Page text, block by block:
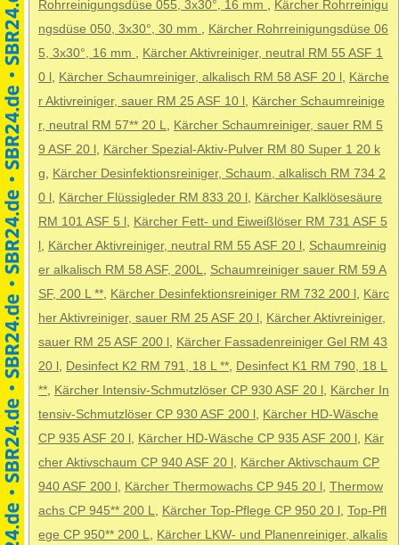
Rohrreinigungsdüse 055, 3x30°, 16 mm , Kärcher Rohrreinigu
ngsdüse 050, 3x30°, 30 mm , Kärcher Rohrreinigungsdüse 06
5, 3x30°, 16 mm , Kärcher Aktivreiniger, neutral RM 55 ASF 1
0 l , Kärcher Schaumreiniger, alkalisch RM 58 ASF 20 l , Kärche
r Aktivreiniger, sauer RM 25 ASF 10 l , Kärcher Schaumreinige
r, neutral RM 57** 20 L, Kärcher Schaumreiniger, sauer RM 5
9 ASF 20 l , Kärcher Spezial-Aktiv-Pulver RM 80 Super 1 20 k
g, Kärcher Desinfektionsreiniger, Schaum, alkalisch RM 734 2
0 l , Kärcher Flüssigleder RM 833 20 l , Kärcher Kalklösesäure
RM 101 ASF 5 l , Kärcher Fett- und Eiweißlöser RM 731 ASF 5
, Kärcher Aktivreiniger, neutral RM 55 ASF 20 l , Schaumreinig
er alkalisch RM 58 ASF, 200L, Schaumreiniger sauer RM 59 A
SF, 200 L **, Kärcher Desinfektionsreiniger RM 732 200 l , Kärc
her Aktivreiniger, sauer RM 25 ASF 20 l , Kärcher Aktivreiniger,
sauer RM 25 ASF 200 l , Kärcher Fassadenreiniger Gel RM 43
20 l , Desinfect K2 RM 791, 18 L **, Desinfect K1 RM 790, 18 L
**, Kärcher Intensiv-Schmutzlöser CP 930 ASF 20 l , Kärcher In
tensiv-Schmutzlöser CP 930 ASF 200 l , Kärcher HD-Wäsche
CP 935 ASF 20 l , Kärcher HD-Wäsche CP 935 ASF 200 l , Kär
cher Aktivschaum CP 940 ASF 20 l , Kärcher Aktivschaum CP
940 ASF 200 l , Kärcher Thermowachs CP 945 20 l , Thermow
achs CP 945** 200 L, Kärcher Top-Pflege CP 950 20 l , Top-Pfl
ege CP 950** 200 L, Kärcher LKW- und Planenreiniger, alkalis